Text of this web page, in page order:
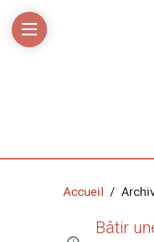
Accueil
Média
libre
Linkinaz
Katomi
compte
Twitter
@Ortegeek
compte
Flickr
Accueil /
Bâtir